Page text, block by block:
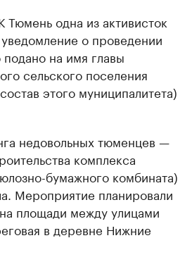
Тюмень одна из активисток
о проведении
на имя главы
сельского поселения
этого муниципалитета)
недовольных тюменцев —
комплекса
бумажного комбината)
Мероприятие планировали
площади между улицами
в деревне Нижние